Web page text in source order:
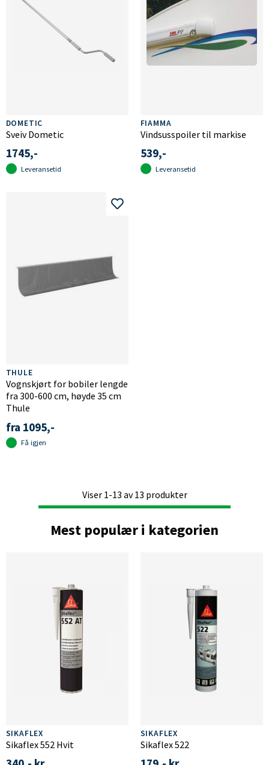
DOMETIC
Sveiv Dometic
1745,-
Leveransetid
FIAMMA
Vindsusspoiler til markise
539,-
Leveransetid
THULE
Vognskjørt for bobiler lengde
fra 300-600 cm, høyde 35 cm
Thule
fra 1095,-
Få igjen
Viser 1-13 av13 produkter
Mest populær i kategorien
SIKAFLEX
Sikaflex 552 Hvit
SIKAFLEX
Sikaflex 522